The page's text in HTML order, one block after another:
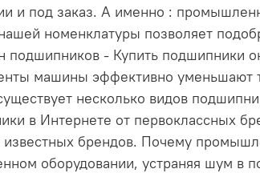
и под заказ. А именно :
номенклатуры позволяет
- Купить подшипники
машины эффективно
несколько видов
в Интернете от первоклассных
известных брендов. Почему
оборудовании, устраняя шум в